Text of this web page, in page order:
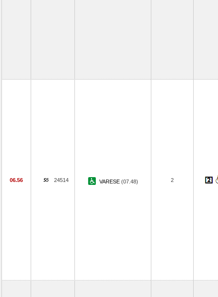
06.56 24514 VARESE (07.48) 2